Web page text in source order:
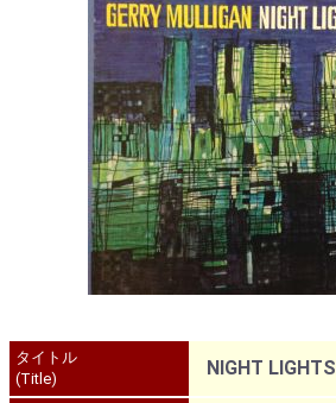
タイトル
(Title)
NIGHT LIGHTS